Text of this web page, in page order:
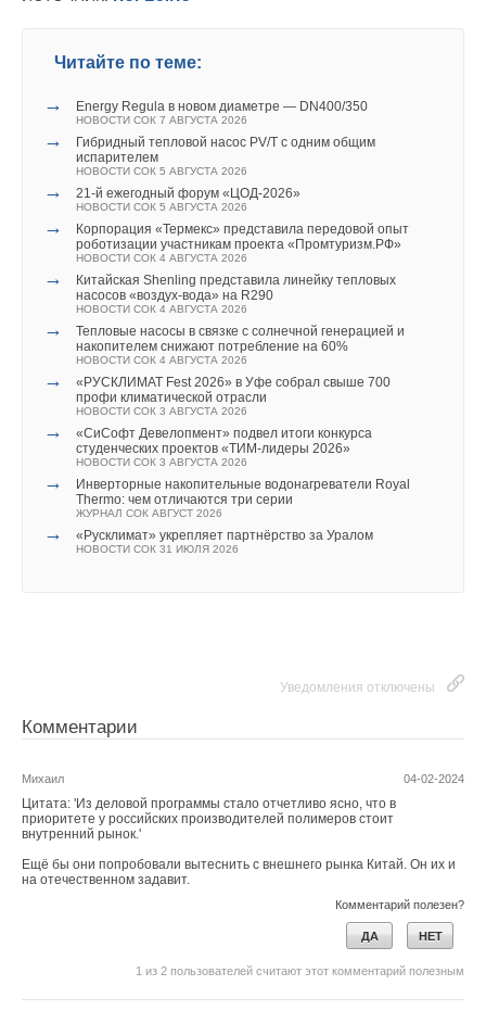
Читайте по теме:
→ Energy Regula в новом диаметре — DN400/350
НОВОСТИ СОК 7 АВГУСТА 2026
→
Гибридный тепловой насос PV/T с одним общим
испарителем
НОВОСТИ СОК 5 АВГУСТА 2026
→ 21-й ежегодный форум «ЦОД-2026»
НОВОСТИ СОК 5 АВГУСТА 2026
→
Корпорация «Термекс» представила передовой опыт
роботизации участникам проекта «Промтуризм.РФ»
НОВОСТИ СОК 4 АВГУСТА 2026
→
Китайская Shenling представила линейку тепловых
насосов «воздух-вода» на R290
НОВОСТИ СОК 4 АВГУСТА 2026
→
Тепловые насосы в связке с солнечной генерацией и
накопителем снижают потребление на 60%
НОВОСТИ СОК 4 АВГУСТА 2026
→
«РУСКЛИМАТ Fest 2026» в Уфе собрал свыше 700
профи климатической отрасли
НОВОСТИ СОК 3 АВГУСТА 2026
→
«СиСофт Девелопмент» подвел итоги конкурса
студенческих проектов «ТИМ-лидеры 2026»
НОВОСТИ СОК 3 АВГУСТА 2026
→
Инверторные накопительные водонагреватели Royal
Thermo: чем отличаются три серии
ЖУРНАЛ СОК АВГУСТ 2026
→ «Русклимат» укрепляет партнёрство за Уралом
НОВОСТИ СОК 31 ИЮЛЯ 2026
Уведомления отключены
Комментарии
04-02-2024
Михаил
Цитата: 'Из деловой программы стало отчетливо ясно, что в
приоритете у российских производителей полимеров стоит
внутренний рынок.'
Ещё бы они попробовали вытеснить с внешнего рынка Китай. Он их и
на отечественном задавит.
Комментарий полезен?
ДА НЕТ
1 из 2 пользователей считают этот комментарий полезным
→
Учёные ЮУрГУ создали каскадную установку,
НОВОСТИ СОК 6 АВГУСТА 2026
Тепловые насосы в связке с солнечной генерацией и
накопителем снижают потребление на 60%
НОВОСТИ СОК 4 АВГУСТА 2026
США запретили использование иностранных
инверторов
НОВОСТИ СОК 31 ИЮЛЯ 2026
→
Уже через месяц в России можно будет устанавливать
солнечные панели в МКД
НОВОСТИ СОК 30 ИЮЛЯ 2026
→
ВИЭ обойдут уголь по выработке электроэнергии в
текущем году
НОВОСТИ СОК 27 ИЮЛЯ 2026
→
Китай опубликовал план развития сектора ВИЭ на
период 2026-2030 гг.
НОВОСТИ СОК 24 ИЮЛЯ 2026
→
В Дагестане ввели вторую очередь крупнейшей в России
ветроэлектростанции
НОВОСТИ СОК 23 ИЮЛЯ 2026
→
LONGi вновь установила мировой рекорд
эффективности тандемных солнечных элементов —
35,5%
→
Германия подключила более 1 ГВт морской
ветроэнергетики за полгода
Добавить комментарий
Ваше имя *